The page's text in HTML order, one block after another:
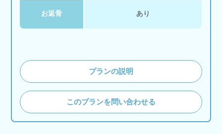
お返骨 あり
プランの説明
このプランを問い合わせる